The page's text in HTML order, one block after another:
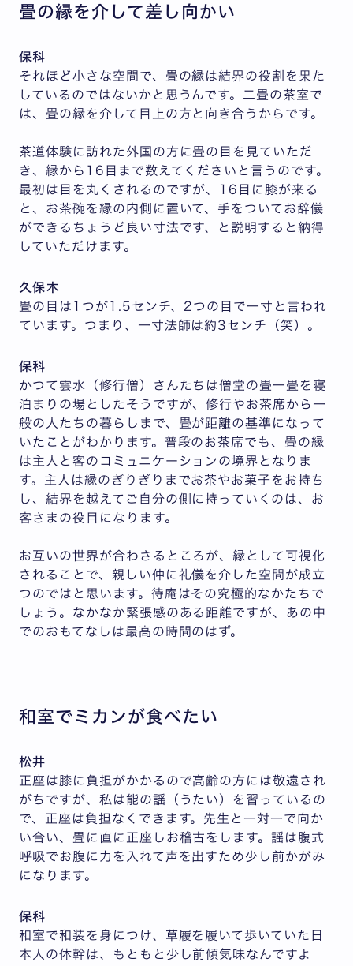
畳の縁を介して差し向かい
保科
それほど小さな空間で、畳の縁は結界の役割を果た
しているのではないかと思うんです。二畳の茶室で
は、畳の縁を介して目上の方と向き合うからです。
茶道体験に訪れた外国の方に畳の目を見ていただ
き、縁から16目まで数えてくださいと言うのです。
最初は目を丸くされるのですが、16目に膝が来る
と、お茶碗を縁の内側に置いて、手をついてお辞儀
ができるちょうど良い寸法です、と説明すると納得
していただけます。
久保木
畳の目は1つが1.5センチ、2つの目で一寸と言われ
ています。つまり、一寸法師は約3センチ（笑）。
保科
かつて雲水（修行僧）さんたちは僧堂の畳一畳を寝
泊まりの場としたそうですが、修行やお茶席から一
般の人たちの暮らしまで、畳が距離の基準になって
いたことがわかります。普段のお茶席でも、畳の縁
は主人と客のコミュニケーションの境界となりま
す。主人は縁のぎりぎりまでお茶やお菓子をお持ち
し、結界を越えてご自分の側に持っていくのは、お
客さまの役目になります。
お互いの世界が合わさるところが、縁として可視化
されることで、親しい仲に礼儀を介した空間が成立
つのではと思います。待庵はその究極的なかたちで
しょう。なかなか緊張感のある距離ですが、あの中
でのおもてなしは最高の時間のはず。
和室でミカンが食べたい
松井
正座は膝に負担がかかるので高齢の方には敬遠され
がちですが、私は能の謡（うたい）を習っているの
で、正座は負担なくできます。先生と一対一で向か
い合い、畳に直に正座しお稽古をします。謡は腹式
呼吸でお腹に力を入れて声を出すため少し前かがみ
になります。
保科
和室で和装を身につけ、草履を履いて歩いていた日
本人の体幹は、もともと少し前傾気味なんですよ